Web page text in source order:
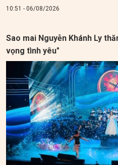
10:51 - 06/08/2026
Sao mai Nguyễn Khánh Ly
vọng tình yêu"